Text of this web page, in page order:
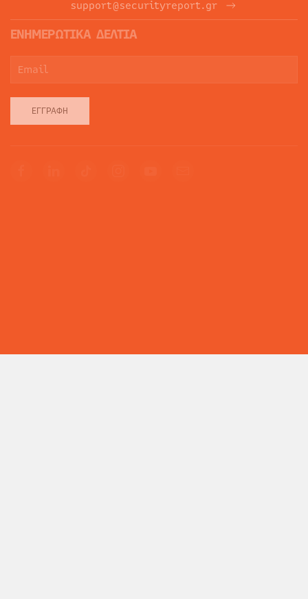
support@securityreport.gr
ΕΝΗΜΕΡΩΤΙΚΑ ΔΕΛΤΙΑ
ΕΓΓΡΑΦΉ